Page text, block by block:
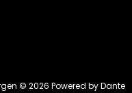
© 2026 Powered byDante